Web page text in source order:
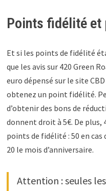
Points fidélité et
Et si les points de fidélité
que les avis sur 420 Green
euro dépensé sur le site
obtenez un point fidélité.
d’obtenir des bons de
donnent droit à 5€. De plus,
points de fidélité : 50 en
20 le mois d’anniversaire.
Attention : seules